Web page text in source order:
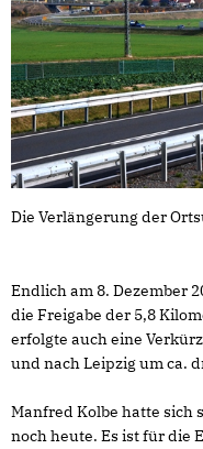
Die Verlängerung der
Endlich am 8. Dezember
die Freigabe der 5,8
erfolgte auch eine
und nach Leipzig um ca.
Manfred Kolbe hatte sich
noch heute. Es ist für die